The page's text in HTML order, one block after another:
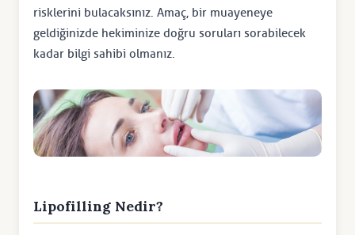
risklerini bulacaksınız. Amaç, bir muayeneye
geldiğinizde hekiminize doğru soruları sorabilecek
kadar bilgi sahibi olmanız.
Lipofilling Nedir?